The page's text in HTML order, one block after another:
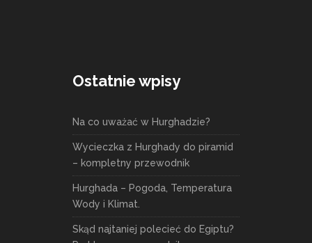
Ostatnie wpisy
Na co uważać w Hurghadzie?
Wycieczka z Hurghady do piramid
– kompletny przewodnik
Hurghada – Pogoda, Temperatura
Wody i Klimat.
Skąd najtaniej polecieć do Egiptu?